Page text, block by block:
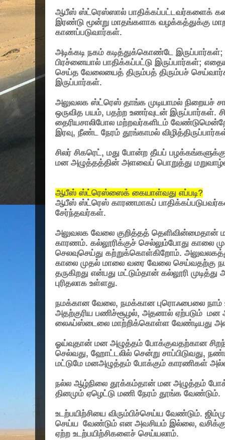
ஆபீஸ் ஸ்ட்ரெஸ்ஸால் பாதிக்கப்பட்டவர்களைக்
இரண்டு மூன்று மாதங்களாக வழக்கத்துக்கு
காணப்படுவார்கள்.
அடிக்கடி நகம் கடித்துக்கொண்டே இருப்பார்கள்;
பிரச்னையால் பாதிக்கப்பட்டு இருப்பார்கள்;
செய்த வேலையைத் திரும்பத் திரும்பச்
இருப்பார்கள்.
அலுவலக ஸ்ட்ரெஸ் தாங்க முடியாமல் நிறையச்
ஒருவித பயம், பதற்ற உணர்வுடன் இருப்பார்கள்.
தைரியசாலிபோல மற்றவர்களிடம்
இரவு, நீண்ட நேரம் தூங்காமல்
சிலர் சிகரெட், மது போன்ற தீயப் பழக்கங்களுக்கு
மன அழுத்தத்தின் அளவைப் பொறுத்து
ஆபீஸ் ஸ்ட்ரெஸ்ஸைக் கையாள்வது எப்படி?
ஆபீஸ் ஸ்ட்ரெஸ் காரணமாகப்
சேர்ந்தவர்கள்.
அலுவலக வேலை குறித்தத் தெளிவின்மைதான்
காரணம். கல்லூரிக்குச் செல்லும்போது காலை
செலவுசெய்து கற்றுக்கொள்கிறோம்.
காலை முதல் மாலை வரை வேலை செய்வதற்கு
தருகிறது என்பது மட்டும்தான் கல்லூரி
புரிதலாக உள்ளது.
நமக்கான வேலை, நமக்கான புரொஃபைலை நாம்
அதற்குரிய பணிச்சூழல், அதனால் ஏற்படும் மன
லைஃப்ஸ்டைலை மாற்றிக்கொள்ள வேண்டியது
ஓய்வுதான் மன அழுத்தம் போக்குவதற்கான
செல்வது, ஹோட்டலில் சென்று சாப்பிடுவது,
மட்டுமே மனஅழுத்தம் போக்கும் காரணிகள்
நல்ல ஆழ்நிலை தூக்கம்தான் மன அழுத்தம்
தினமும் ஏழெட்டு மணி நேரம் தூங்க வேண்டும்.
உடற்பயிற்சியை விரும்பிச்செய்ய வேண்டும்.
செய்ய வேண்டும் என அவசியம் இல்லை,
ஏற்ற உடற்பயிற்சிகளைச் செய்யலாம்.